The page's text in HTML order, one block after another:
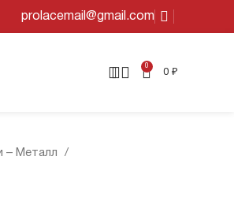
prolacemail@gmail.com
0
0 ₽
– Металл